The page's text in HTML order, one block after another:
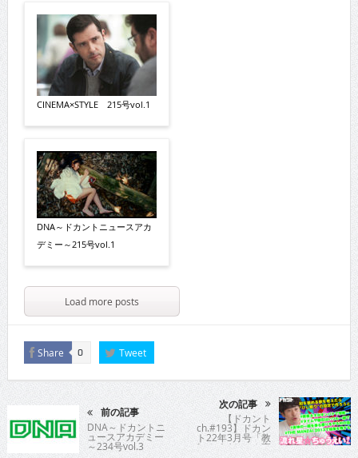
CINEMA×STYLE 215号vol.1
DNA～ドカントニュースアカ
デミー～215号vol.1
Load more posts
Share 0 Tweet
前の記事
DNA～ドカントニ
ュースアカデミー
～234号vol.3
次の記事
【ドカント
ch.#193】ドカン
ト22年3月号「教
えてパイセン！直